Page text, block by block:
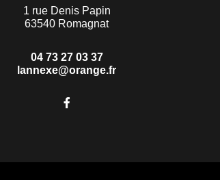
1 rue Denis Papin
63540 Romagnat
04 73 27 03 37
lannexe@orange.fr